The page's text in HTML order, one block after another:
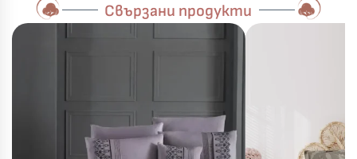
Свързани продукти